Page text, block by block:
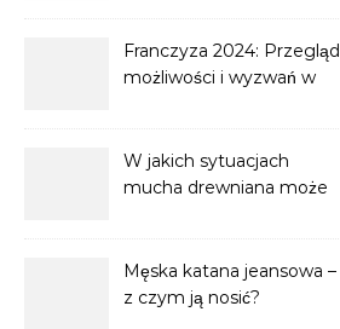
internetowej
Franczyza 2024: Przegląd
możliwości i wyzwań w
W jakich sytuacjach
mucha drewniana może
Męska katana jeansowa –
z czym ją nosić?